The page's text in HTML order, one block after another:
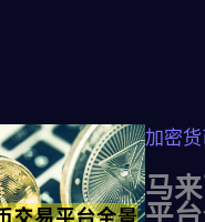
加密
马